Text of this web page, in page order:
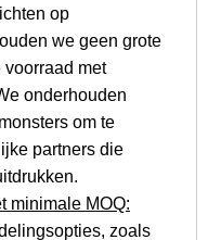
op
we geen grote
voorraad met
onderhouden
om te
partners die
minimale MOQ:
zoals